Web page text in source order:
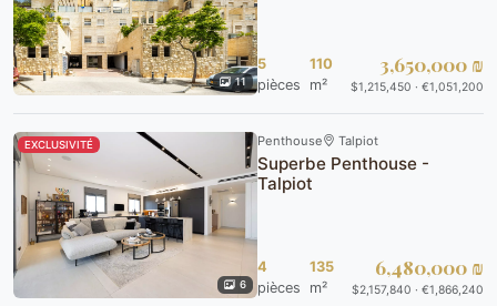
11
5
pièces
110
m²
3,650,000 ₪
$1,215,450 · €1,051,200
EXCLUSIVITÉ
6
Penthouse Talpiot
Superbe Penthouse -
Talpiot
4
pièces
135
m²
6,480,000 ₪
$2,157,840 · €1,866,240